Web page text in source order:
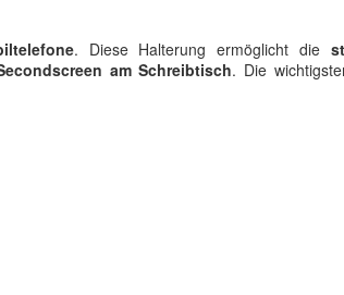
. Diese Halterung ermöglicht die
am Schreibtisch. Die